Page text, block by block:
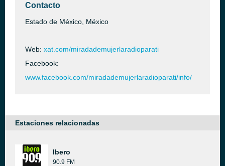
Contacto
Estado de México, México
Web: xat.com/miradademujerlaradioparati
Facebook:
www.facebook.com/miradademujerlaradioparati/info/
Estaciones relacionadas
Ibero
90.9 FM